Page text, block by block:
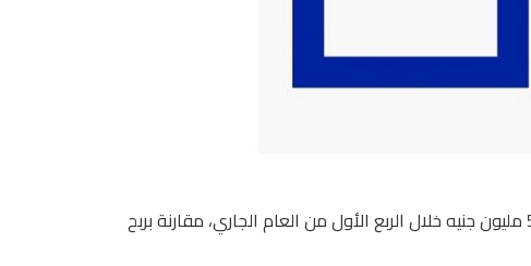
تحولت شركة أكت فاينانشال للاستشارات، إلى خسارة 513.9 مليون جنيه خلال الربع الأول من العام الجاري، مقارنة بربح